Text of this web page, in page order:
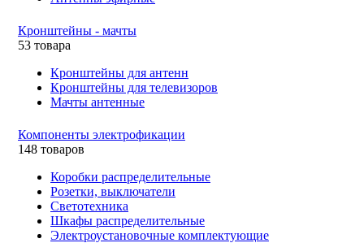
Кронштейны - мачты
53 товара
Кронштейны для антенн
Кронштейны для телевизоров
Мачты антенные
Компоненты электрофикации
148 товаров
Коробки распределительные
Розетки, выключатели
Светотехника
Шкафы распределительные
Электроустановочные комплектующие